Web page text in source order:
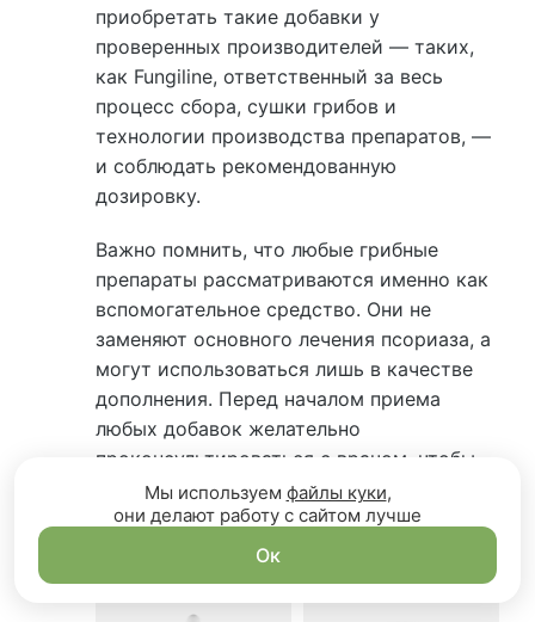
приобретать такие добавки у
проверенных производителей — таких,
как Fungiline, ответственный за весь
процесс сбора, сушки грибов и
технологии производства препаратов, —
и соблюдать рекомендованную
дозировку.
Важно помнить, что любые грибные
препараты рассматриваются именно как
вспомогательное средство. Они не
заменяют основного лечения псориаза, а
могут использоваться лишь в качестве
дополнения. Перед началом приема
любых добавок желательно
проконсультироваться с врачом, чтобы
избежать нежелательных реакций и
учесть индивидуальные особенности
Мы используем файлы куки,
они делают работу с сайтом лучше
Ок